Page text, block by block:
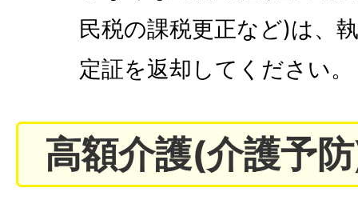
民税の課税更正など)は、
定証を返却してください。
高額介護(介護予